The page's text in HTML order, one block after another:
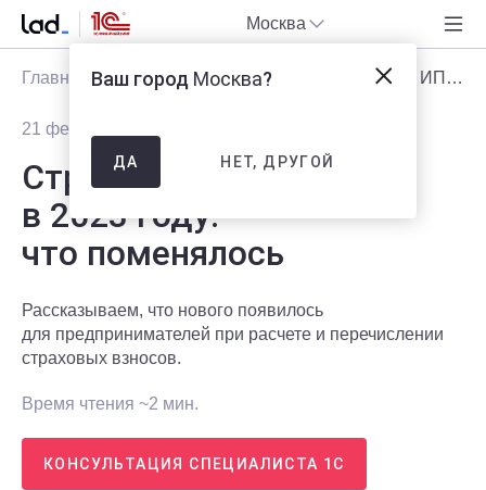
Москва
Главная Блог Статьи Страховые взносы ИП в 2023 году: что поменялось
21 февраля 2023
Страховые взносы ИП
в 2023 году:
что поменялось
Рассказываем, что нового появилось
для предпринимателей при расчете и перечислении
страховых взносов.
Время чтения ~2 мин.
КОНСУЛЬТАЦИЯ СПЕЦИАЛИСТА 1С
Ваш город Москва?
ДА НЕТ, ДРУГОЙ